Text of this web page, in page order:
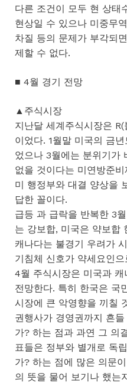
다른 조건이 모두 현 상태
현상일 수 있으나 미중무
차질 등의 문제가 부각되
제할 수 없다.
■ 4월 경기 전망
▲주식시장
지난달 세계주식시장은
이었다. 1월말 미국의 금
었으나 3월에는 분위기가
없을 것이다는 미연방준
미 행정부와 대결 양상을
답한 꼴이다.
급등 과 급락을 반복한 3
는 강보합, 미국은 약보합
캐나다는 불경기 우려가
기침체 신호가 약세요인
4월 주식시장은 미국과
전망한다. 특히 한국은 국
시장에 큰 악영향을 끼칠
권행사가 경영권까지 흔
가? 하는 점과 과연 그 의
표들은 정부와 별개로 독
가? 하는 점에 많은 의문
의 뜻을 물어 보기나 했는